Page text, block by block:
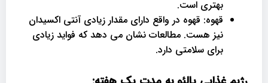
بهتری است.
قهوه: قهوه در واقع دارای مقدار زیادی آنتی اکسیدان
نیز هست. مطالعات نشان می دهد که فواید زیادی
برای سلامتی دارد.